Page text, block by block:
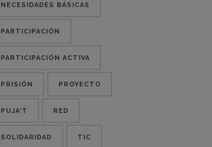
NECESIDADES BÁSICAS
PARTICIPACIÓN
PARTICIPACIÓN ACTIVA
PRISIÓN PROYECTO
PUJA'T RED
SOLIDARIDAD TIC